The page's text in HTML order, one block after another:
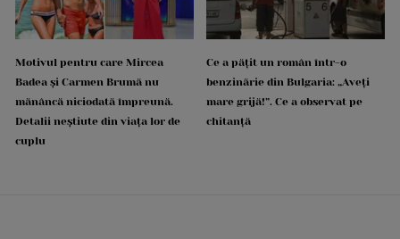
Motivul pentru care Mircea
Badea și Carmen Brumă nu
mănâncă niciodată împreună.
Detalii neștiute din viața lor de
cuplu
Ce a pățit un român într-o
benzinărie din Bulgaria: „Aveți
mare grijă!”. Ce a observat pe
chitanță